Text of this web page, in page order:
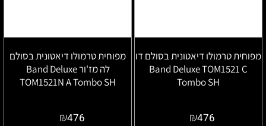
מפוחית טרמולו דיאטונית בסולם דו
Band Deluxe TOM1521 C
Tombo SH
₪476
מפוחית טרמולו דיאטונית בסולם
לה מז'ור Band Deluxe
TOM1521N A Tombo SH
₪476